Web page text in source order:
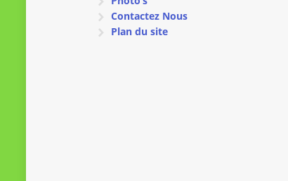
Contactez Nous
Plan du site